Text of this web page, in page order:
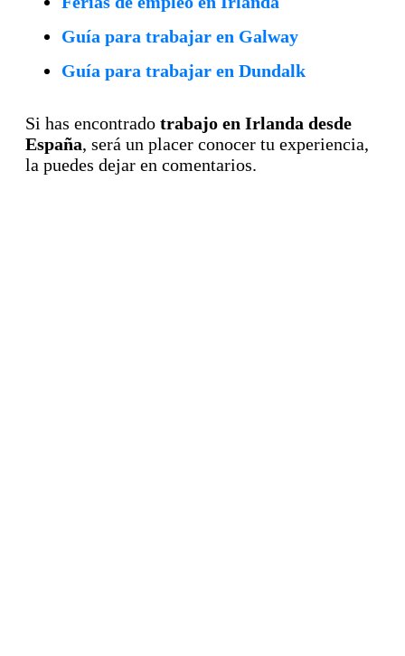
Guía para trabajar en Galway
Guía para trabajar en Dundalk
Si has encontrado trabajo en Irlanda desde
España, será un placer conocer tu experiencia,
la puedes dejar en comentarios.